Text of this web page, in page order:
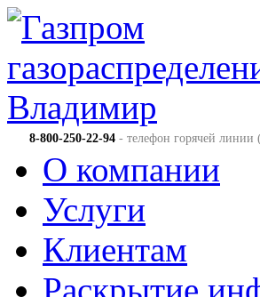
8-800-250-22-94 - телефон горячей линии
О компании
Услуги
Клиентам